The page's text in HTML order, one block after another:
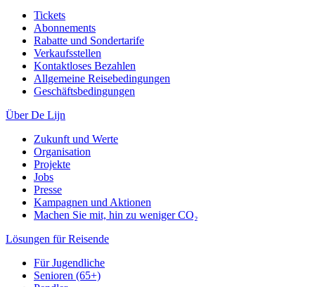
Tickets
Abonnements
Rabatte und Sondertarife
Verkaufsstellen
Kontaktloses Bezahlen
Allgemeine Reisebedingungen
Geschäftsbedingungen
Über De Lijn
Zukunft und Werte
Organisation
Projekte
Jobs
Presse
Kampagnen und Aktionen
Machen Sie mit, hin zu weniger CO₂
Lösungen für Reisende
Für Jugendliche
Senioren (65+)